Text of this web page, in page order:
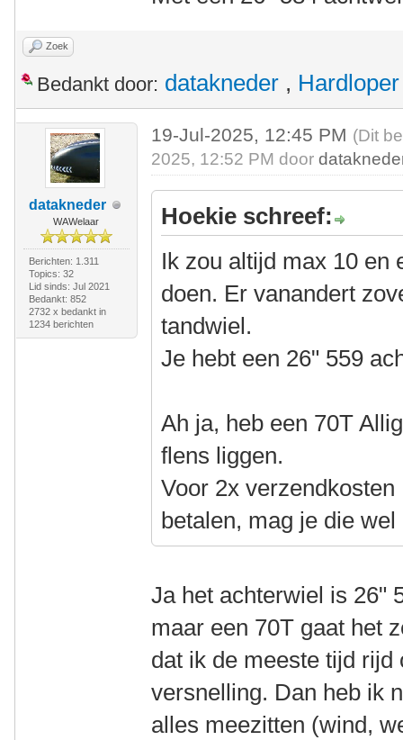
Zoek
Bedankt door: datakneder , Hardloper
datakneder
WAWelaar
Berichten: 1.311
Topics: 32
Lid sinds: Jul 2021
Bedankt: 852
2732 x bedankt in
1234 berichten
19-Jul-2025, 12:45 PM (Dit
2025, 12:52 PM door
Hoekie schreef:
Ik zou altijd max 10 en
doen. Er vanandert
tandwiel.
Je hebt een 26" 559
Ah ja, heb een 70T
flens liggen.
Voor 2x
betalen, mag je die
Ja het achterwiel is 26"
maar een 70T gaat het
dat ik de meeste tijd
versnelling. Dan heb ik
alles meezitten (wind,